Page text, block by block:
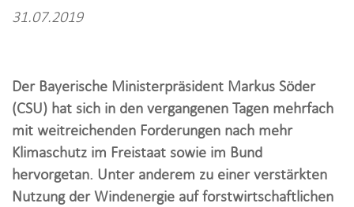
t
n
31.07.2019
Der Bayerische Ministerpräsident Markus Söder
(CSU) hat sich in den vergangenen Tagen mehrfach
mit weitreichenden Forderungen nach mehr
Klimaschutz im Freistaat sowie im Bund
hervorgetan. Unter anderem zu einer verstärkten
Nutzung der Windenergie auf forstwirtschaftlichen